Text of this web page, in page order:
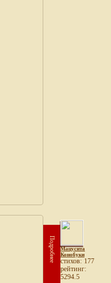
Подробнее
Мацусита
Конобуки
cтихов: 177
рейтинг:
5294.5